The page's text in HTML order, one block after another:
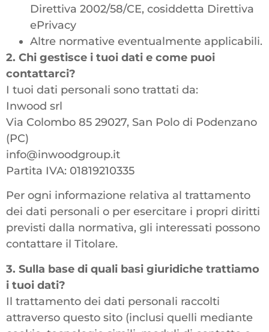
Direttiva 2002/58/CE, cosiddetta Direttiva
ePrivacy
Altre normative eventualmente applicabili.
2. Chi gestisce i tuoi dati e come puoi
contattarci?
I tuoi dati personali sono trattati da:
Inwood srl
Via Colombo 85 29027, San Polo di Podenzano
(PC)
info@inwoodgroup.it
Partita IVA: 01819210335
Per ogni informazione relativa al trattamento
dei dati personali o per esercitare i propri diritti
previsti dalla normativa, gli interessati possono
contattare il Titolare.
3. Sulla base di quali basi giuridiche trattiamo
i tuoi dati?
Il trattamento dei dati personali raccolti
attraverso questo sito (inclusi quelli mediante